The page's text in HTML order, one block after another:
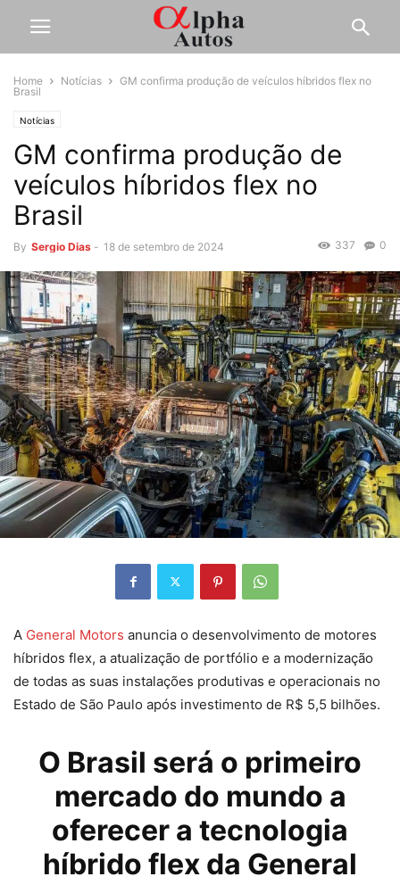
Home Notícias
GM confirma produção de veículos híbridos flex no
Brasil
Notícias
GM confirma produção de
veículos híbridos flex no
Brasil
By Sergio Dias - 18 de setembro de 2024 0
337
A General Motors anuncia o desenvolvimento de motores
híbridos flex, a atualização de portfólio e a modernização
de todas as suas instalações produtivas e operacionais no
Estado de São Paulo após investimento de R$ 5,5 bilhões.
O Brasil será o primeiro
mercado do mundo a
oferecer a tecnologia
híbrido flex da General